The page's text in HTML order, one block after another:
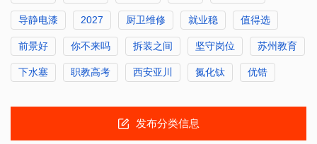
导静电漆 2027 厨卫维修 就业稳 值得选
前景好 你不来吗 拆装之间 坚守岗位 苏州教育
下水塞 职教高考 西安亚川 氮化钛 优锆
发布分类信息